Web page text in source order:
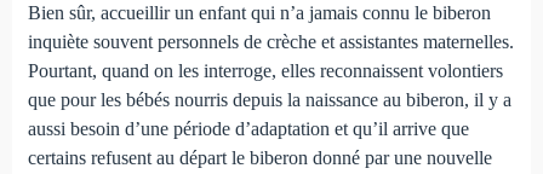
Bien sûr, accueillir un enfant qui n’a jamais connu le biberon
inquiète souvent personnels de crèche et assistantes maternelles.
Pourtant, quand on les interroge, elles reconnaissent volontiers
que pour les bébés nourris depuis la naissance au biberon, il y a
aussi besoin d’une période d’adaptation et qu’il arrive que
certains refusent au départ le biberon donné par une nouvelle